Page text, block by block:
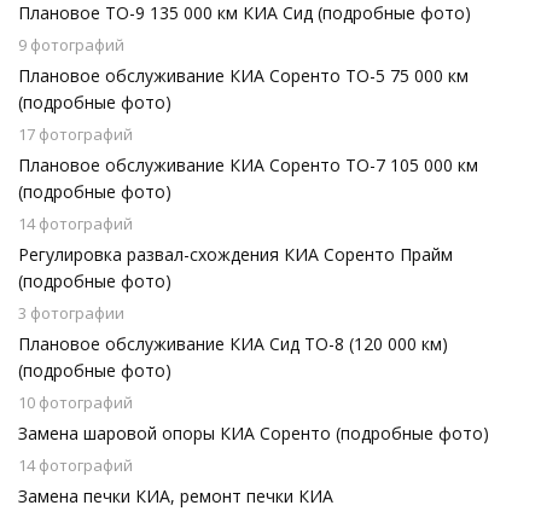
Плановое ТО-9 135 000 км КИА Сид (подробные фото)
9 фотографий
Плановое обслуживание КИА Соренто ТО-5 75 000 км
(подробные фото)
17 фотографий
Плановое обслуживание КИА Соренто ТО-7 105 000 км
(подробные фото)
14 фотографий
Регулировка развал-схождения КИА Соренто Прайм
(подробные фото)
3 фотографии
Плановое обслуживание КИА Сид ТО-8 (120 000 км)
(подробные фото)
10 фотографий
Замена шаровой опоры КИА Соренто (подробные фото)
14 фотографий
Замена печки КИА, ремонт печки КИА